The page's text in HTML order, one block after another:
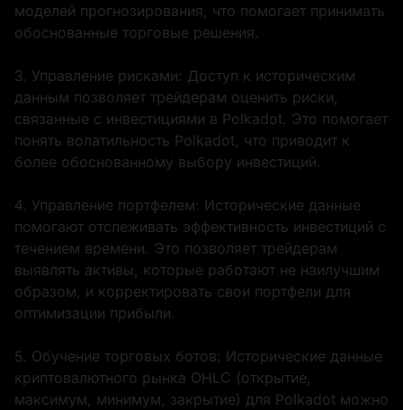
моделей прогнозирования, что помогает принимать
обоснованные торговые решения.
3. Управление рисками: Доступ к историческим
данным позволяет трейдерам оценить риски,
связанные с инвестициями в Polkadot. Это помогает
понять волатильность Polkadot, что приводит к
более обоснованному выбору инвестиций.
4. Управление портфелем: Исторические данные
помогают отслеживать эффективность инвестиций с
течением времени. Это позволяет трейдерам
выявлять активы, которые работают не наилучшим
образом, и корректировать свои портфели для
оптимизации прибыли.
5. Обучение торговых ботов: Исторические данные
криптовалютного рынка OHLC (открытие,
максимум, минимум, закрытие) для Polkadot можно